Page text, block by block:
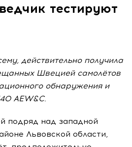
тестируют
действительно получила
Швецией самолётов
обнаружения и
AEW&C.
подряд над западной
Львовской области,